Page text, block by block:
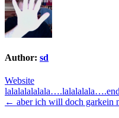
Author: sd
Website
Post
navigation
← aber ich will doch garkein